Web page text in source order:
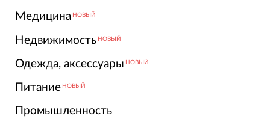
Медицина НОВЫЙ
Недвижимость НОВЫЙ
Одежда, аксессуары НОВЫЙ
Питание НОВЫЙ
Промышленность